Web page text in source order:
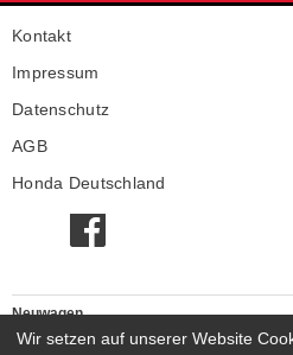
Kontakt
Impressum
Datenschutz
AGB
Honda Deutschland
Neuwagen
Honda Neuwagen
Wir setzen auf unserer Website